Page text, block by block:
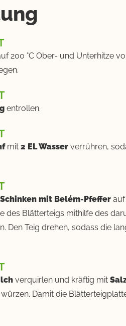
200 °C Ober- und Unterhitze
entrollen.
mit 2 EL Wasser verrühren,
mit Belém-Pfeffer auf
des Blätterteigs mithilfe des
Den Teig drehen, sodass die
verquirlen und kräftig mit
würzen. Damit die